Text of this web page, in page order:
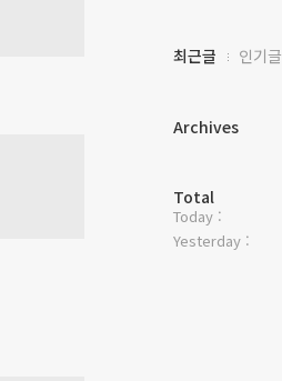
최
과
글
최근글 인기글
Archives
방
문
자
Total
Today :
Yesterday :